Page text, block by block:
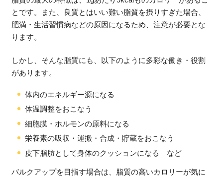
とです。また、良質とはいい難い脂質を摂りすぎた場合、
肥満・生活習慣病などの原因になるため、注意が必要とな
ります。
しかし、そんな脂質にも、以下のように多彩な働き・役割
があります。
体内のエネルギー源になる
体温調整をおこなう
細胞膜・ホルモンの原料になる
栄養素の吸収・運搬・合成・貯蔵をおこなう
皮下脂肪として身体のクッションになる など
バルクアップを目指す場合は、脂質の高いカロリーが気に